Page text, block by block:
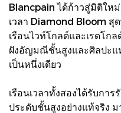
Blancpain ได้ก้าวสู่มิติให
เวลา Diamond Bloom สุ
เรือนไวท์โกลด์และเรดโก
ฝังอัญมณีชั้นสูงและศิลปะแ
เป็นหนึ่งเดียว
เรือนเวลาทั้งสองได้รับการ
ประดับชั้นสูงอย่างแท้จริง